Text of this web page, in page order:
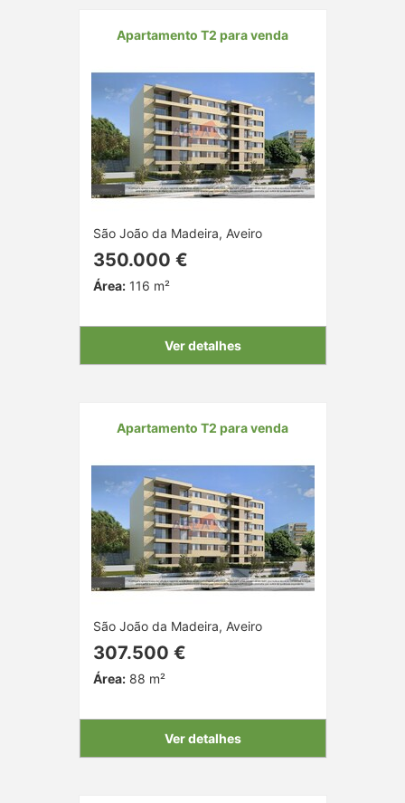
Apartamento T2 para venda
São João da Madeira, Aveiro
350.000 €
Área:116 m²
Ver detalhes
Apartamento T2 para venda
São João da Madeira, Aveiro
307.500 €
Área:88 m²
Ver detalhes